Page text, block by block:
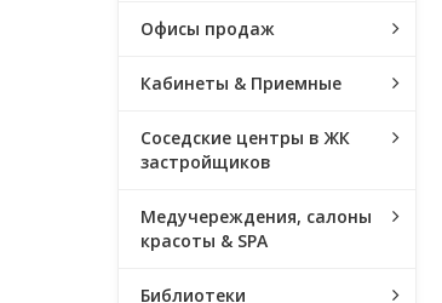
Офисы продаж
Кабинеты & Приемные
Соседские центры в ЖК
застройщиков
Медучереждения, салоны
красоты & SPA
Библиотеки